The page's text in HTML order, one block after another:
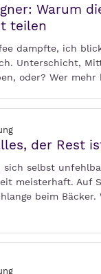
Warum
teilen
dampfte, ich
Unterschicht,
oder? Wer mehr
der Rest
sich selbst
meisterhaft. Auf
beim